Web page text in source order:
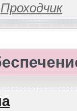
Проходчик